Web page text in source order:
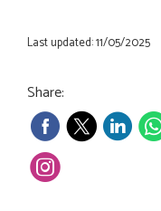
Last updated: 11/05/2025
Share: